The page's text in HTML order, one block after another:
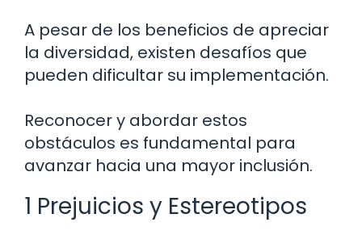
A pesar de los beneficios de apreciar
la diversidad, existen desafíos que
pueden dificultar su implementación.
Reconocer y abordar estos
obstáculos es fundamental para
avanzar hacia una mayor inclusión.
1 Prejuicios y Estereotipos